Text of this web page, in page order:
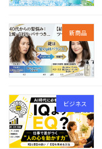
新商品
ビジネス